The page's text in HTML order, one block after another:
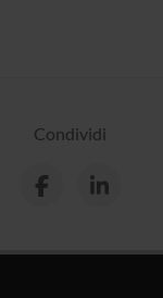
Condividi